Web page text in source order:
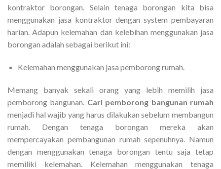
kontraktor borongan. Selain tenaga borongan kita bisa
menggunakan jasa kontraktor dengan system pembayaran
harian. Adapun kelemahan dan kelebihan menggunakan jasa
borongan adalah sebagai berikut ini:
Kelemahan menggunakan jasa pemborong rumah.
Memang banyak sekali orang yang lebih memilih jasa
pemborong bangunan. Cari pemborong bangunan rumah
menjadi hal wajib yang harus dilakukan sebelum membangun
rumah. Dengan tenaga borongan mereka akan
mempercayakan pembangunan rumah sepenuhnya. Namun
dengan menggunakan tenaga borongan tentu saja tetap
memiliki kelemahan. Kelemahan menggunakan tenaga